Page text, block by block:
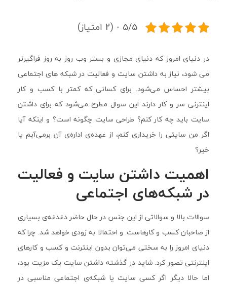
5/5 - (2 امتیاز)
در دنیای امروز که دنیای مجازی و بستر وب روز به روز فراگیرتر
می شود، نیاز به داشتن سایت و فعالیت در شبکه های اجتماعی
بیشتر احساس می‌شود. برای کسانی که کمتر با کسب و کار
اینترنی سر و کار دارند این سوال مطرح می‌شود که برای داشتن
سایت باید چه کار کنم؟ طراحی سایت چگونه است؟ و اینکه آیا
اگر من سایتی را خریداری کنم، از عهده‌ی اداره‌ی آن برمی‌آیم یا
خیر؟
اهمیت داشتن سایت و فعالیت
در شبکه‌های اجتماعی
سوالات بالا و سوالاتی از این جنس در حال حاضر دغدغه‌ی بسیاری
از صاحبان کسب و کارهاست. و احتمالا به زودی خواهد شد. چرا که
دنیای امروز را به سختی می‌توان بدون اینترنت و کسب و کارهای
اینترنتی تصور کرد. شاید در گذشته داشتن سایت یک مزیت بود،
اما حالا دیگر اگر کسی سایت یا شبکه‌ی اجتماعی مناسبی در